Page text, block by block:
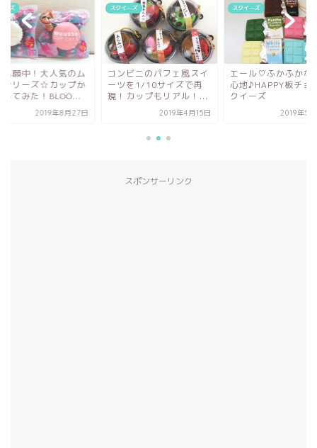
ーズ
出願中！大人気のム
シリーズ☆カップか
してみた！BLOO...
2019年8月27日
スクイーズ
コンビニのパフェ風スイ
ーツを1/10サイズで再
現！カップもリアル！...
2019年4月15日
スクイーズ
エール♡ふかふかな
心地♪HAPPY板チョ
クイーズ
2019年5
スポンサーリンク